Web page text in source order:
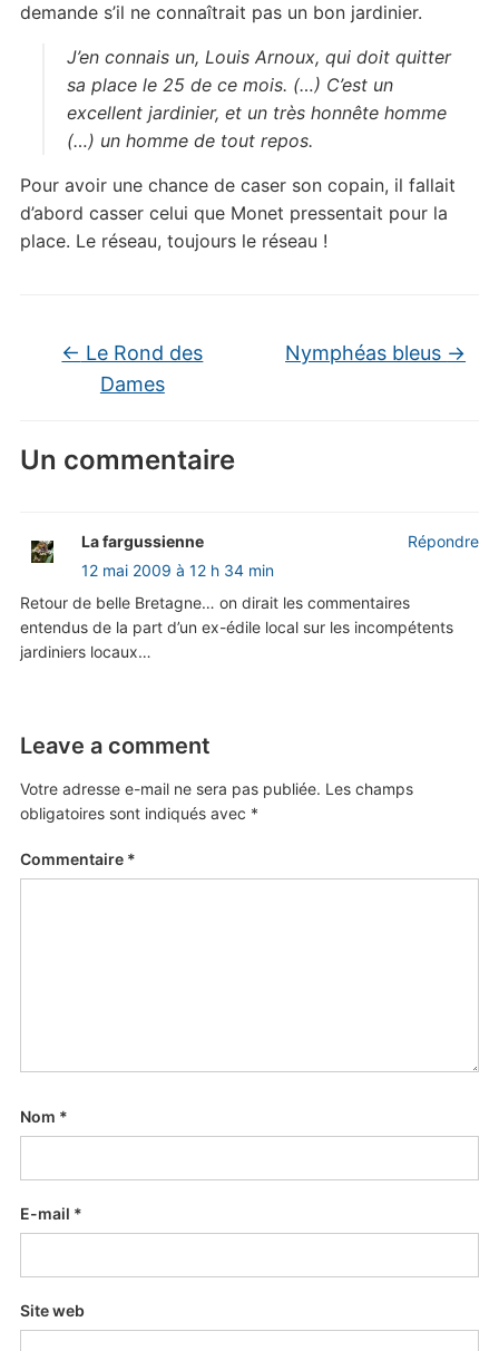
demande s’il ne connaîtrait pas un bon jardinier.
J’en connais un, Louis Arnoux, qui doit quitter
sa place le 25 de ce mois. (…) C’est un
excellent jardinier, et un très honnête homme
(…) un homme de tout repos.
Pour avoir une chance de caser son copain, il fallait
d’abord casser celui que Monet pressentait pour la
place. Le réseau, toujours le réseau !
← Le Rond des
Dames
Nymphéas bleus →
Un commentaire
La fargussienne
12 mai 2009 à 12 h 34 min
Retour de belle Bretagne… on dirait les commentaires
entendus de la part d’un ex-édile local sur les incompétents
jardiniers locaux…
Répondre
Leave a comment
Votre adresse e-mail ne sera pas publiée. Les champs
obligatoires sont indiqués avec *
Commentaire *
Nom *
E-mail *
Site web